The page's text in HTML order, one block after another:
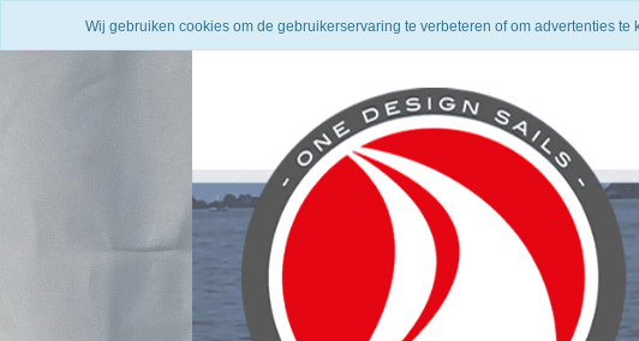
Wij gebruiken cookies om de gebruikerservaring te verbeteren of om advertenties